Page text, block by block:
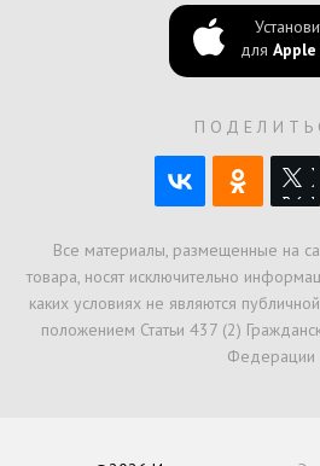
для Apple
Все материалы, размещенные на
товара, носят исключительно
каких условиях не являются
положением Статьи 437 (2)
Федерации